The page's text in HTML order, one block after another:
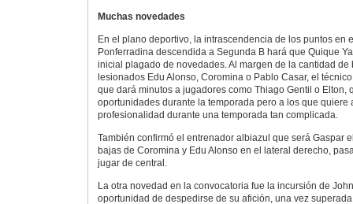
Muchas novedades
En el plano deportivo, la intrascendencia de los puntos en
Ponferradina descendida a Segunda B hará que Quique
inicial plagado de novedades. Al margen de la cantidad de
lesionados Edu Alonso, Coromina o Pablo Casar, el
que dará minutos a jugadores como Thiago Gentil o Elton,
oportunidades durante la temporada pero a los que quiere
profesionalidad durante una temporada tan complicada.
También confirmó el entrenador albiazul que será Gaspar
bajas de Coromina y Edu Alonso en el lateral derecho,
jugar de central.
La otra novedad en la convocatoria fue la incursión de
oportunidad de despedirse de su afición, una vez